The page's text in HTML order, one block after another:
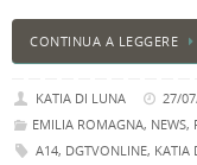
CONTINUA A LEGGERE
KATIA DI LUNA
27/
EMILIA ROMAGNA, NEWS,
A14, DGTVONLINE, KATIA